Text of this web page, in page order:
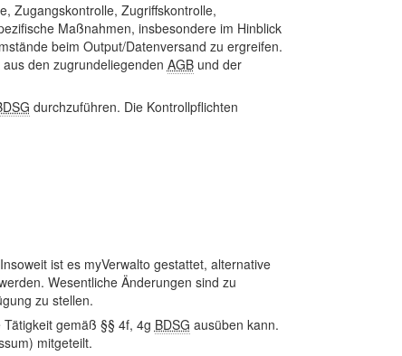
Zugangskontrolle, Zugriffskontrolle,
Maßnahmen, insbesondere im Hinblick
beim Output/Datenversand zu ergreifen.
den zugrundeliegenden AGBund der
durchzuführen. Die Kontrollpflichten
ist es myVerwalto gestattet, alternative
Wesentliche Änderungen sind zu
zu stellen.
gemäß §§ 4f, 4g BDSG ausüben kann.
mitgeteilt.